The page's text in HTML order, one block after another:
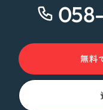
無料